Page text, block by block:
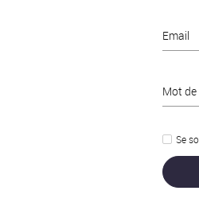
Email
Mot
Se